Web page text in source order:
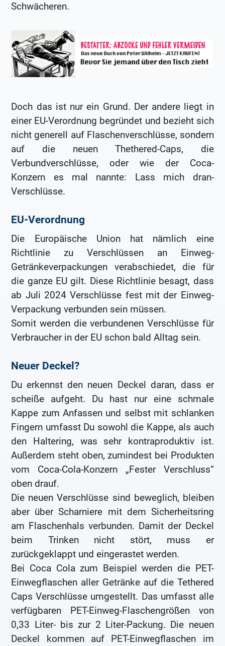
Schwächeren.
Doch das ist nur ein Grund. Der andere liegt in
einer EU-Verordnung begründet und bezieht sich
nicht generell auf Flaschenverschlüsse, sondern
auf die neuen Thethered-Caps, die
Verbundverschlüsse, oder wie der Coca-
Konzern es mal nannte: Lass mich dran-
Verschlüsse.
EU-Verordnung
Die Europäische Union hat nämlich eine
Richtlinie zu Verschlüssen an Einweg-
Getränkeverpackungen verabschiedet, die für
die ganze EU gilt. Diese Richtlinie besagt, dass
ab Juli 2024 Verschlüsse fest mit der Einweg-
Verpackung verbunden sein müssen.
Somit werden die verbundenen Verschlüsse für
Verbraucher in der EU schon bald Alltag sein.
Neuer Deckel?
Du erkennst den neuen Deckel daran, dass er
scheiße aufgeht. Du hast nur eine schmale
Kappe zum Anfassen und selbst mit schlanken
Fingern umfasst Du sowohl die Kappe, als auch
den Haltering, was sehr kontraproduktiv ist.
Außerdem steht oben, zumindest bei Produkten
vom Coca-Cola-Konzern „Fester Verschluss“
oben drauf.
Die neuen Verschlüsse sind beweglich, bleiben
aber über Scharniere mit dem Sicherheitsring
am Flaschenhals verbunden. Damit der Deckel
beim Trinken nicht stört, muss er
zurückgeklappt und eingerastet werden.
Bei Coca Cola zum Beispiel werden die PET-
Einwegflaschen aller Getränke auf die Tethered
Caps Verschlüsse umgestellt. Das umfasst alle
verfügbaren PET-Einweg-Flaschengrößen von
0,33 Liter- bis zur 2 Liter-Packung. Die neuen
Deckel kommen auf PET-Einwegflaschen im